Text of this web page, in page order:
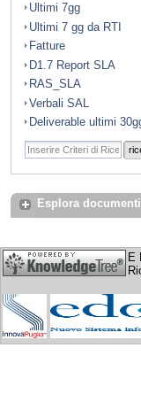
Ultimi 7gg
Ultimi 7 gg da RTI
Fatture
D1.7 Report SLA
RAS_SLA
Verbali SAL
Deliverable ultimi
Esplora
E